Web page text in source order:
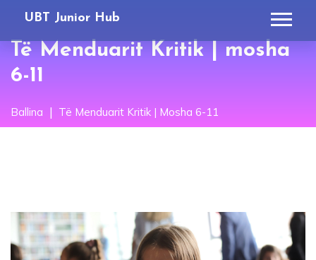
UBT Junior Hub
Të Menduarit Kritik | mosha
6-11
Ballina Të Menduarit Kritik | Mosha 6-11